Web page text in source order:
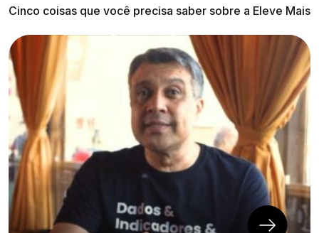
Cinco coisas que você precisa saber sobre a Eleve Mais